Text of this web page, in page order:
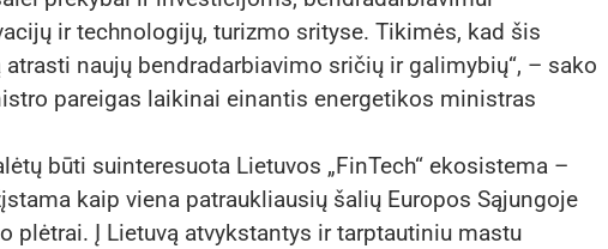
ir technologijų, turizmo srityse. Tikimės, kad šis
naujų bendradarbiavimo sričių ir galimybių“, – sako
pareigas laikinai einantis energetikos ministras
būti suinteresuota Lietuvos „FinTech“ ekosistema –
kaip viena patraukliausių šalių Europos Sąjungoje
plėtrai. Į Lietuvą atvykstantys ir tarptautiniu mastu